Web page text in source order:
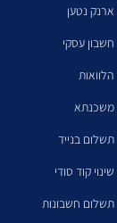
ארנק נטען
חשבון עסקי
הלוואות
משכנתא
תשלום בנייד
שינוי קוד סודי
תשלום חשבונות